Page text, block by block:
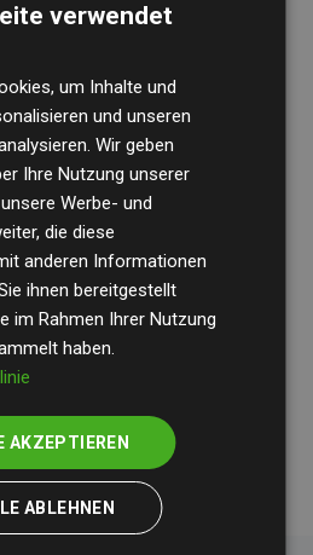
BDO
und Methodik, um
sicherzustellen.
dass unsere Investitionen in
Durchschnitt
– ein klarer Nachweis für die
unseres Ansatzes.
verwendet
um Inhalte und
und unseren
Wir geben
Ihre Nutzung unserer
Werbe- und
die diese
anderen Informationen
ihnen bereitgestellt
im Rahmen Ihrer Nutzung
haben.
AKZEPTIEREN
ABLEHNEN